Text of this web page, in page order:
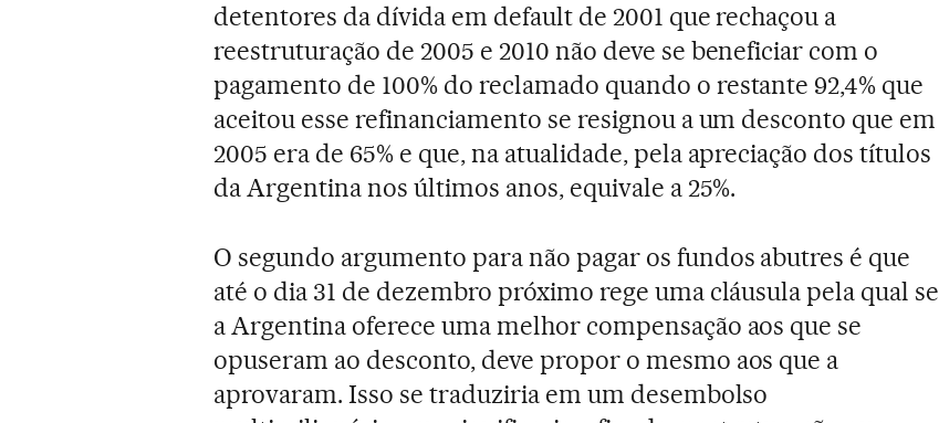
detentores da dívida em default de 2001 que rechaçou a
reestruturação de 2005 e 2010 não deve se beneficiar com o
pagamento de 100% do reclamado quando o restante 92,4% que
aceitou esse refinanciamento se resignou a um desconto que em
2005 era de 65% e que, na atualidade, pela apreciação dos títulos
da Argentina nos últimos anos, equivale a 25%.
O segundo argumento para não pagar os fundos abutres é que
até o dia 31 de dezembro próximo rege uma cláusula pela qual se
a Argentina oferece uma melhor compensação aos que se
opuseram ao desconto, deve propor o mesmo aos que a
aprovaram. Isso se traduziria em um desembolso